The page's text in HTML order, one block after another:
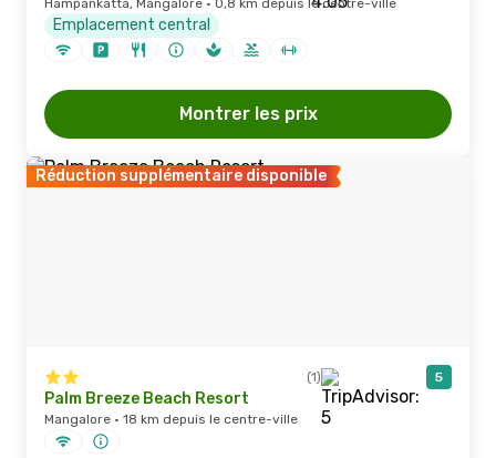
Hampankatta, Mangalore · 0,8 km depuis le centre-ville
Emplacement central
Montrer les prix
Réduction supplémentaire disponible
(1) 5
Palm Breeze Beach Resort
Mangalore · 18 km depuis le centre-ville